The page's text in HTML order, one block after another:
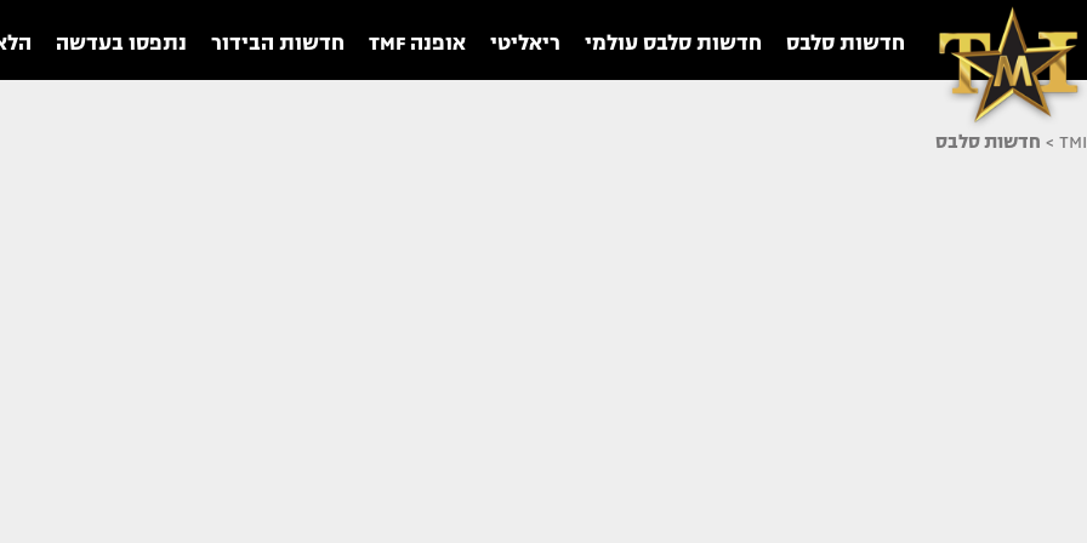
חדשות סלבס חדשות סלבס עולמי ריאליטי אופנה TMF חדשות הבידור נתפסו בעדשה
TMI
> חדשות סלבס